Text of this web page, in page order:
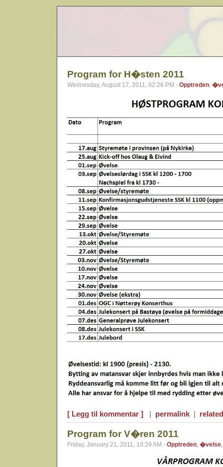
Program for H�sten 2011
Wednesday, August 17, 2011, 02:26 PM - Opptreden,
[ Legg til kommentar ] | permalink |
Program for V�ren 2011
Friday, January 21, 2011, 10:29 AM - Opptreden, �velse